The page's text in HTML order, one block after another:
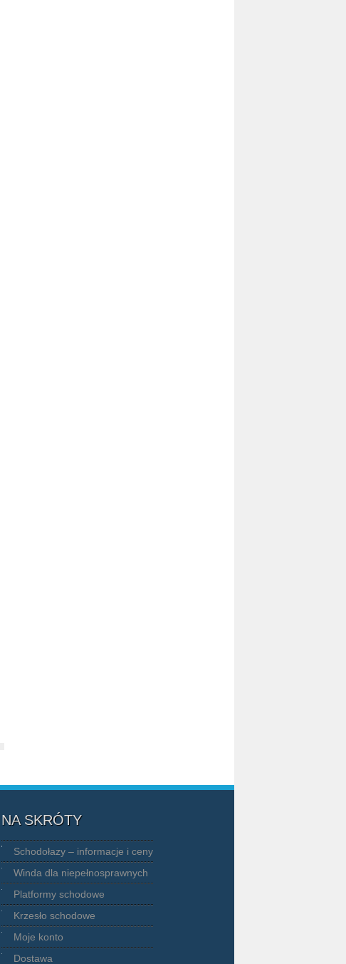
NA SKRÓTY
Schodołazy – informacje i ceny
Winda dla niepełnosprawnych
Platformy schodowe
Krzesło schodowe
Moje konto
Dostawa